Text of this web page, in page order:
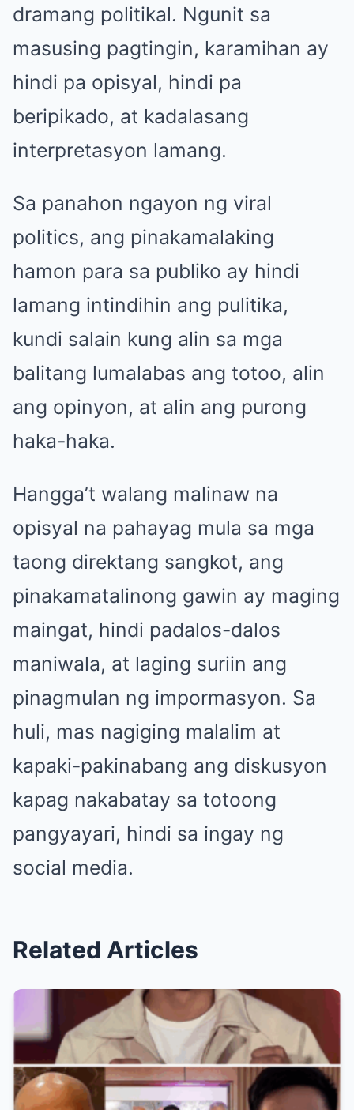
dramang politikal. Ngunit sa
masusing pagtingin, karamihan ay
hindi pa opisyal, hindi pa
beripikado, at kadalasang
interpretasyon lamang.
Sa panahon ngayon ng viral
politics, ang pinakamalaking
hamon para sa publiko ay hindi
lamang intindihin ang pulitika,
kundi salain kung alin sa mga
balitang lumalabas ang totoo, alin
ang opinyon, at alin ang purong
haka-haka.
Hangga’t walang malinaw na
opisyal na pahayag mula sa mga
taong direktang sangkot, ang
pinakamatalinong gawin ay maging
maingat, hindi padalos-dalos
maniwala, at laging suriin ang
pinagmulan ng impormasyon. Sa
huli, mas nagiging malalim at
kapaki-pakinabang ang diskusyon
kapag nakabatay sa totoong
pangyayari, hindi sa ingay ng
social media.
Related Articles